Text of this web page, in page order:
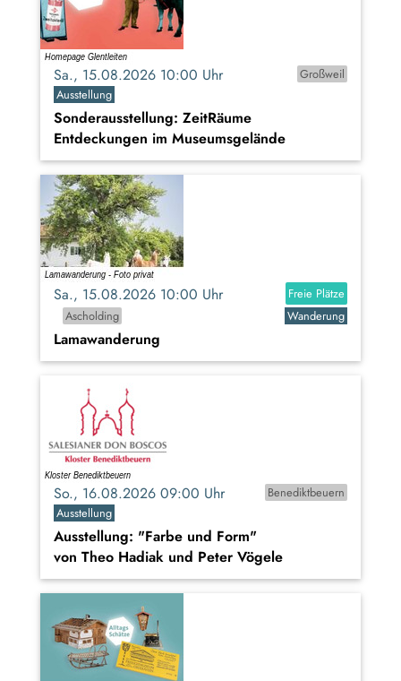
Sa., 15.08.2026 10:00 Uhr
Großweil
Ausstellung
Sonderausstellung: ZeitRäume
Entdeckungen im Museumsgelände
Sa., 15.08.2026 10:00 Uhr
Freie Plätze
Ascholding
Wanderung
Lamawanderung
So., 16.08.2026 09:00 Uhr
Benediktbeuern
Ausstellung
Ausstellung: "Farbe und Form"
von Theo Hadiak und Peter Vögele